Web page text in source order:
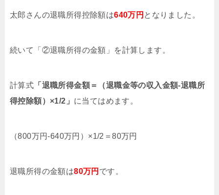
太郎さんの退職所得控除額は640万円 となりました。
続いて「②退職所得の金額」を計算します。
計算式 「退職所得金額＝（退職金等の収入金額-退職所
得控除額）×1/2」 に当てはめます。
（800万円-640万円）×1/2＝80万円
退職所得の金額は80万円 です。